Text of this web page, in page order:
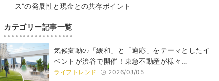
ス”の発展性と現金との共存ポイント
カテゴリー記事一覧
気候変動の「緩和」と「適応」をテーマとしたイ
ベントが渋谷で開催！東急不動産が様々…
ライフトレンド 2026/08/05